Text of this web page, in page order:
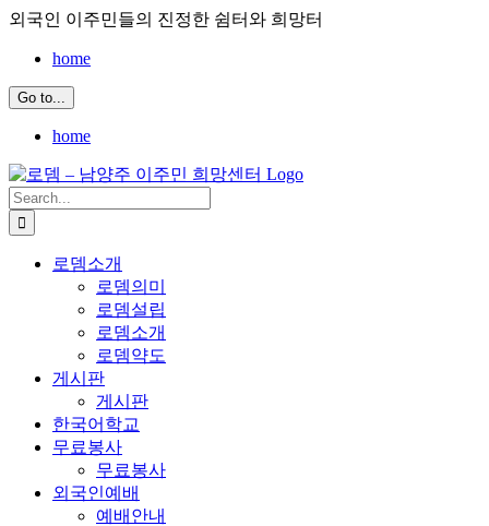
Skip
content
외국인 이주민들의 진정한 쉼터와 희망터
home
Go to...
home
Search
for:
로뎀소개
로뎀의미
로뎀설립
로뎀소개
로뎀약도
게시판
게시판
한국어학교
무료봉사
무료봉사
외국인예배
예배안내